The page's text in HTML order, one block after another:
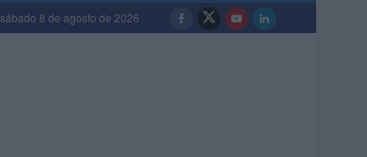
sábado 8 de agosto de 2026